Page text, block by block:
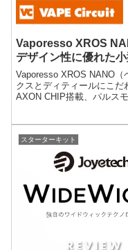
Vaporesso XROS
デザイン性に優れた
Vaporesso XROS NANO（
クスとディティールにこだ
AXON CHIP搭載、パルス
スターターキット